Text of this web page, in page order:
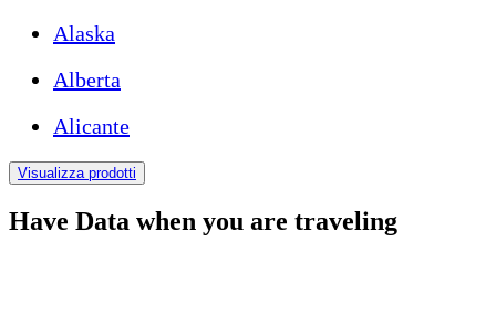
Alaska
Alberta
Alicante
Visualizza prodotti
Have Data when you are traveling